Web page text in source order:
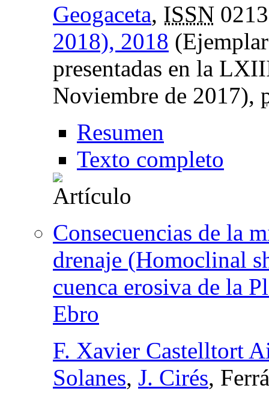
Geogaceta, ISSN
2018), 2018
presentadas en la
Noviembre de 2017),
Resumen
Texto completo
Consecuencias de la
drenaje (Homoclinal
cuenca erosiva de la
Ebro
F. Xavier Castelltort
Solanes, J. Cirés,